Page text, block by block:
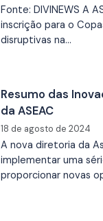
saneamento
Fonte: DIVINEWS A
inscrição para o
disruptivas na…
Resumo das
da ASEAC
18 de agosto de 2024
A nova diretoria da
implementar uma
proporcionar novas